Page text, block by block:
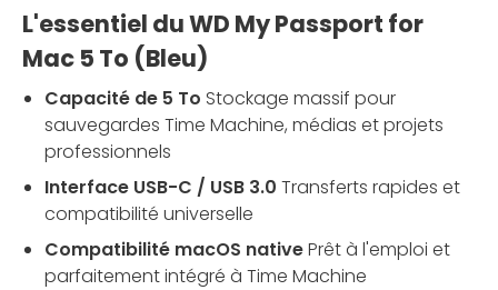
L'essentiel du WD My Passport for
Mac 5 To (Bleu)
Capacité de 5 To Stockage massif pour
sauvegardes Time Machine, médias et projets
professionnels
Interface USB-C / USB 3.0 Transferts rapides et
compatibilité universelle
Compatibilité macOS nativePrêt à l'emploi et
parfaitement intégré à Time Machine